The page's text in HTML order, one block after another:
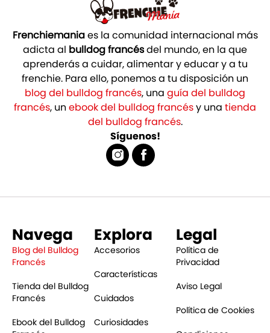
Frenchiemaniaes la comunidad internacional más
adicta al bulldog francésdel mundo, en la que
aprenderás a cuidar, alimentar y educar y a tu
frenchie. Para ello, ponemos a tu disposición un
blog del bulldog francés, una guía del bulldog
francés, unebook del bulldog francésy una tienda
del bulldog francés.
Síguenos!
Navega
Blog del Bulldog
Francés
Tienda del Bulldog
Francés
Ebook del Bulldog
Explora
Accesorios
Características
Cuidados
Curiosidades
Legal
Política de
Privacidad
Aviso Legal
Política de Cookies